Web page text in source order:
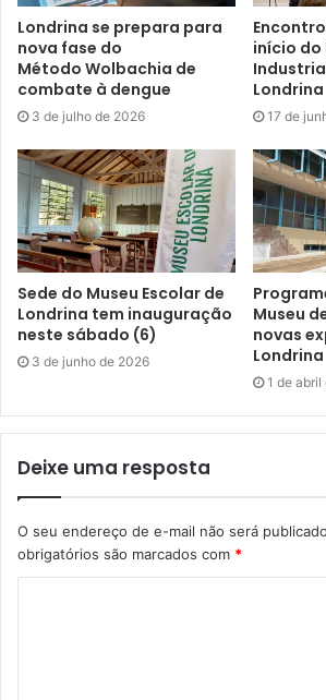
Londrina se prepara para
nova fase do
Método Wolbachia de
combate à dengue
3 de julho de 2026
início do
Londrina
17 de
Sede do Museu Escolar de
Londrina tem inauguração
neste sábado (6)
3 de junho de 2026
Museu
novas
Londrina
1 de
Deixe uma resposta
O seu endereço de e-mail não será
obrigatórios são marcados com *